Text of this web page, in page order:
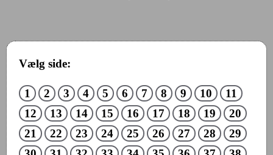
Vælg side:
1 2 3 4 5 6 7 8 9 10
11
12
13 14 15 16 17 18 19
20
21
22 23 24 25 26 27 28
29